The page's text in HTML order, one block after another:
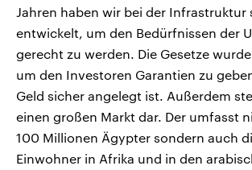
Jahren haben wir bei der Infrastruktur
entwickelt, um den Bedürfnissen der
gerecht zu werden. Die Gesetze
um den Investoren Garantien zu
Geld sicher angelegt ist. Außerdem
einen großen Markt dar. Der umfasst
100 Millionen Ägypter sondern auch
Einwohner in Afrika und in den